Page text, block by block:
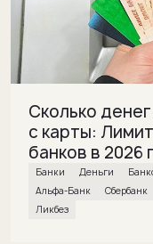
Сколько
с карты:
банков в 2026
банки деньги
Альфа-Банк
Сбербанк
Ликбез